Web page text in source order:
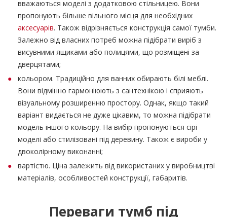
вважаються моделі з додатковою стільницею. Вони
пропонують більше вільного місця для необхідних
аксесуарів. Також відрізняється конструкція самої тумби.
Залежно від власних потреб можна підібрати виріб з
висувними ящиками або полицями, що розміщені за
дверцятами;
кольором. Традиційно для ванних обирають білі меблі.
Вони відмінно гармоніюють з сантехнікою і сприяють
візуальному розширенню простору. Однак, якщо такий
варіант видається не дуже цікавим, то можна підібрати
модель іншого кольору. На вибір пропонуються сірі
моделі або стилізовані під деревину. Також є вироби у
двоколірному виконанні;
вартістю. Ціна залежить від використаних у виробництві
матеріалів, особливостей конструкції, габаритів.
Переваги тумб під